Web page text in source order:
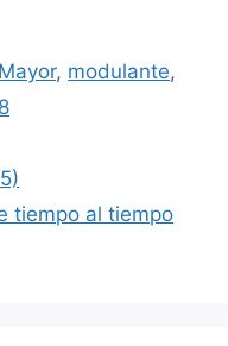
Mayor, modulante,
tiempo al tiempo